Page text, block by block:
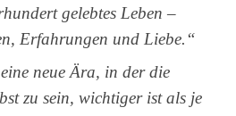
gelebtes Leben –
Erfahrungen und Liebe.“
neue Ära, in der die
zu sein, wichtiger ist als je